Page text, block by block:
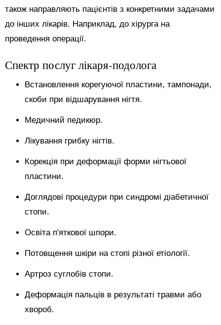
також направляють пацієнтів з конкретними задачами
до інших лікарів. Наприклад, до хірурга на
проведення операції.
Спектр послуг лікаря-подолога
Встановлення корегуючої пластини, тампонади,
скоби при відшарування нігтя.
Медичний педикюр.
Лікування грибку нігтів.
Корекція при деформації форми нігтьової
пластини.
Доглядові процедури при синдромі діабетичної
стопи.
Освіта п'яткової шпори.
Потовщення шкіри на стопі різної етіології.
Артроз суглобів стопи.
Деформація пальців в результаті травми або
хвороб.